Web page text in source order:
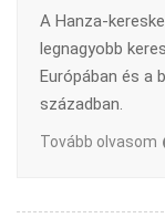
A Hanza-
legnagyobb
Európában és a
században.
Tovább olvasom